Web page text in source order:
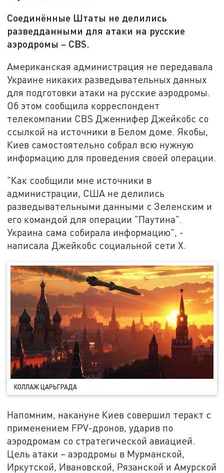
Соединённые Штаты не делились
разведданными для атаки на русские
аэродромы – CBS.
Американская администрация не передавала
Украине никаких разведывательных данных
для подготовки атаки на русские аэродромы.
Об этом сообщила корреспондент
телекомпании CBS Дженнифер Джейкобс со
ссылкой на источники в Белом доме. Якобы,
Киев самостоятельно собрал всю нужную
информацию для проведения своей операции.
"Как сообщили мне источники в
администрации, США не делились
разведывательными данными с Зеленским и
его командой для операции "Паутина".
Украина сама собирала информацию", -
написала Джейкобс социальной сети X.
КОЛЛАЖ ЦАРЬГРАДА
Напомним, накануне Киев совершил теракт с
применением FPV-дронов, ударив по
аэродромам со стратегической авиацией.
Цель атаки – аэродромы в Мурманской,
Иркутской, Ивановской, Рязанской и Амурской